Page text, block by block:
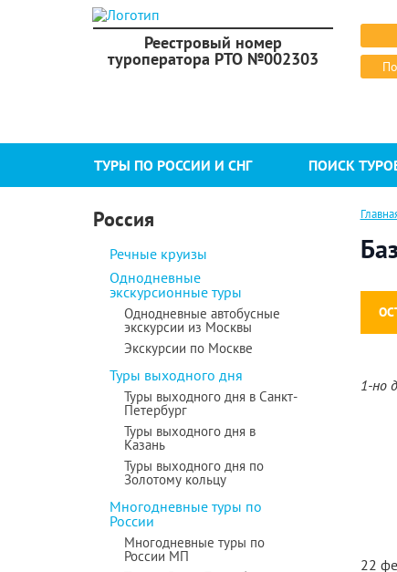
Реестровый номер
туроператора РТО №002303
ТУРЫ ПО РОССИИ И СНГ ПОИСК
Россия
Речные круизы
Однодневные
экскурсионные туры
Однодневные автобусные
экскурсии из Москвы
Экскурсии по Москве
Туры выходного дня
Туры выходного дня в Санкт-
Петербург
Туры выходного дня в
Казань
Туры выходного дня по
Золотому кольцу
Многодневные туры по
России
Многодневные туры по
России МП
1-но
22